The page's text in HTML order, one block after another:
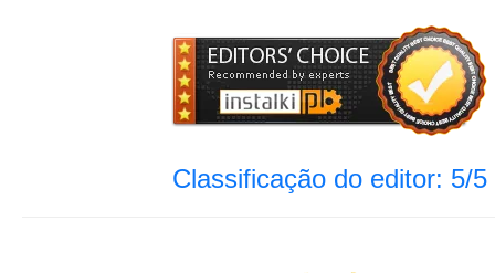
Classificação do editor: 5/5